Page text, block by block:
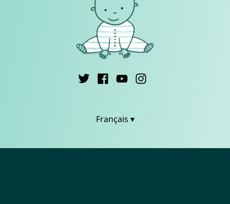
Français ▾